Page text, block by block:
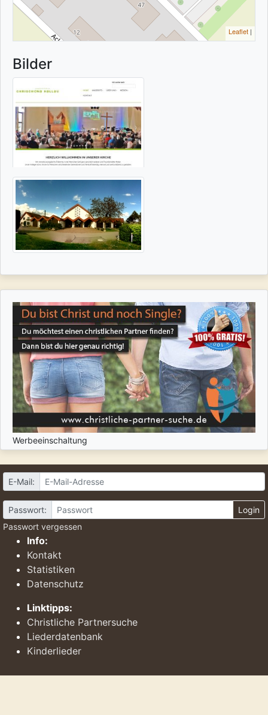
Leaflet |
Bilder
Werbeeinschaltung
E-Mail:
Passwort:
Login
Passwort vergessen
Info:
Kontakt
Statistiken
Datenschutz
Linktipps:
Christliche Partnersuche
Liederdatenbank
Kinderlieder